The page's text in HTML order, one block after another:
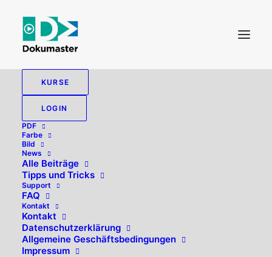
KURSE
LOGIN
PDF
Farbe
Bild
News
Alle Beiträge
Tipps und Tricks
Support
FAQ
Kontakt
Kontakt
Datenschutzerklärung
Allgemeine Geschäftsbedingungen
Impressum
Hallo, willkommen zurück!